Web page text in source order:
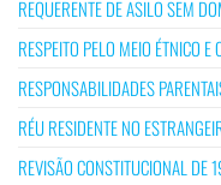
REQUERENTE DE ASILO SEM
RESPEITO PELO MEIO ÉTNICO
RESPONSABILIDADES
RÉU RESIDENTE NO
REVISÃO CONSTITUCIONAL DE